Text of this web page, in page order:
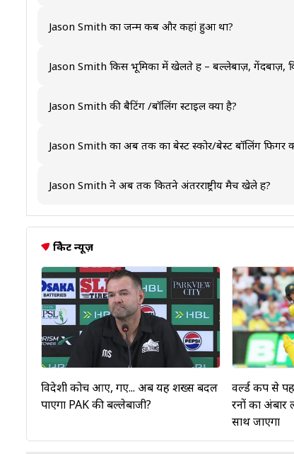
Jason Smith का जन्म कब और कहां हुआ था?
Jason Smith किस भूमिका में खेलते हैं – बल्लेबाज़, गेंदबाज़,
Jason Smith की बैटिंग /बॉलिंग स्टाइल क्या है?
Jason Smith का अब तक का बेस्ट स्कोर/बेस्ट बॉलिंग फिगर
फिगर टेस्ट क्रिकेट में 0,वनडे क्रिकेट में 0/29, और टी20
Jason Smith ने अब तक कितने अंतरराष्ट्रीय मैच खेले हैं?
क्रिकेट न्यूज़
विदेशी कोच आए, गए... अब यह शख्स बदल
पाएगा PAK की बल्लेबाजी?
वर्ल्ड कप से
रनों का अंबार
साथ जाएगा